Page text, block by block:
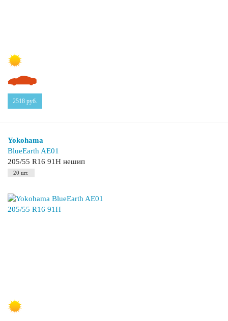
2518 руб.
Yokohama
BlueEarth AE01
205/55 R16 91H нешип
20 шт.